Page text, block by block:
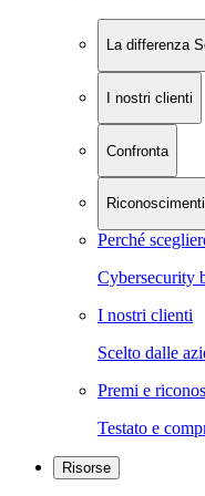
La differenza
I nostri clienti
Confronta
Perché
Cybersecurity
I nostri clienti
Scelto dalle
Premi e
Testato e
Risorse